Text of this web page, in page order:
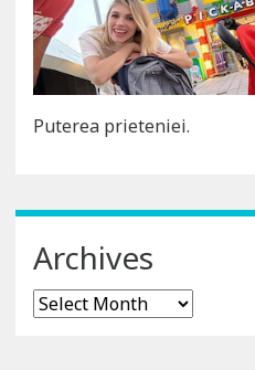
Puterea prieteniei.
Archives
Archives